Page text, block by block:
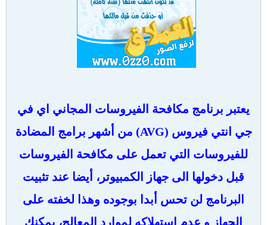
يعتبر برنامج مكافحة الفيروسات المجاني اي في
جي انتي فيروس (AVG) من أشهر برامج المضادة
للفيروسات التي تعمل على مكافحة الفيروسات
قبل دخولها الى جهاز الكمبيوتر، أيضا عند تثبيت
البرنامج لن تحس أبدا بوجوده وهذا لخفته على
الجهاز و عدم إستهلاكه لموارد المعالج، يمكنك